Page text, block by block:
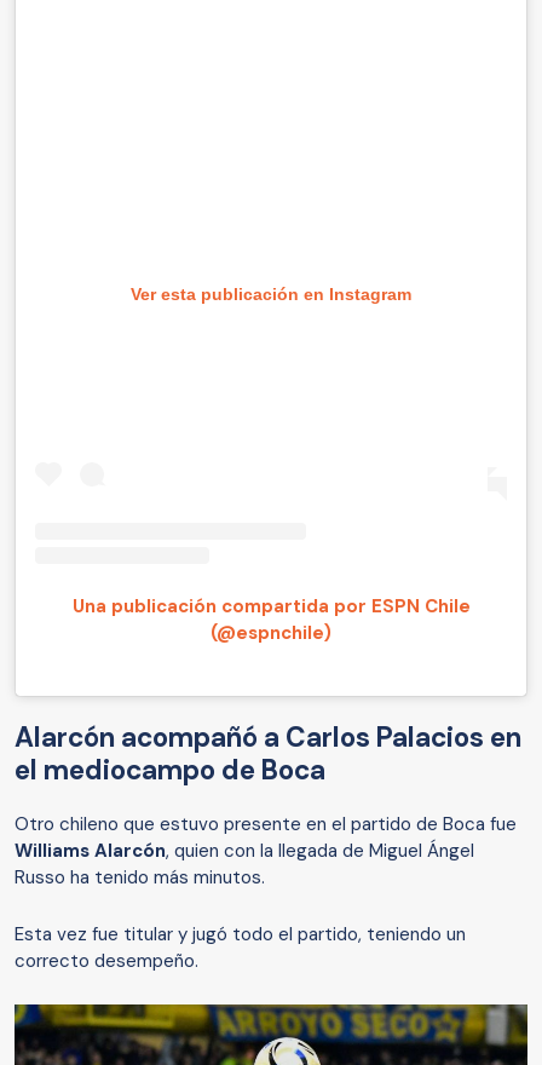
Ver esta publicación en Instagram
Una publicación compartida por ESPN Chile
(@espnchile)
Alarcón acompañó a Carlos Palacios en
el mediocampo de Boca
Otro chileno que estuvo presente en el partido de Boca fue
Williams Alarcón, quien con la llegada de Miguel Ángel
Russo ha tenido más minutos.
Esta vez fue titular y jugó todo el partido, teniendo un
correcto desempeño.